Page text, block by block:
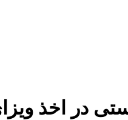
در اخذ